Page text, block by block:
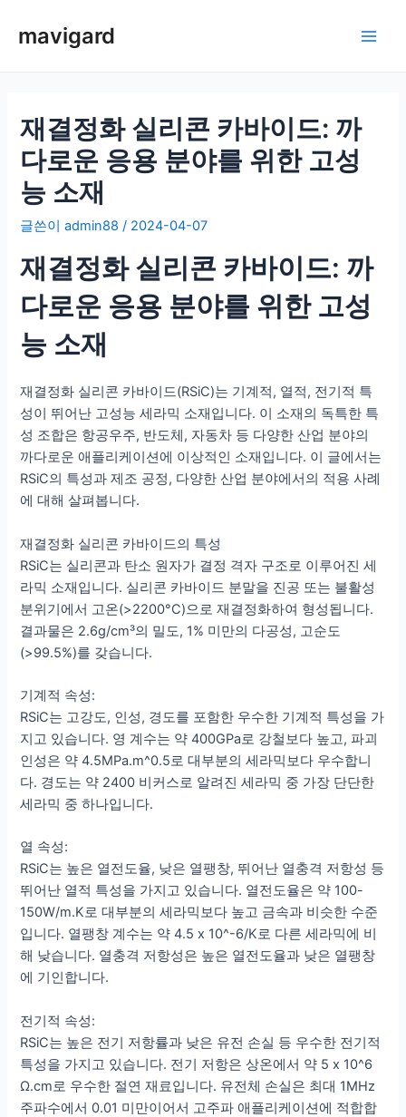
mavigard
메
재결정화 실리콘 카바이드: 까
다로운 응용 분야를 위한 고성
능 소재
글쓴이admin88/ 2024-04-07
재결정화 실리콘 카바이드: 까
다로운 응용 분야를 위한 고성
능 소재
재결정화 실리콘 카바이드(RSiC)는 기계적, 열적, 전기적 특
성이 뛰어난 고성능 세라믹 소재입니다. 이 소재의 독특한 특
성 조합은 항공우주, 반도체, 자동차 등 다양한 산업 분야의
까다로운 애플리케이션에 이상적인 소재입니다. 이 글에서는
RSiC의 특성과 제조 공정, 다양한 산업 분야에서의 적용 사례
에 대해 살펴봅니다.
재결정화 실리콘 카바이드의 특성
RSiC는 실리콘과 탄소 원자가 결정 격자 구조로 이루어진 세
라믹 소재입니다. 실리콘 카바이드 분말을 진공 또는 불활성
분위기에서 고온(>2200°C)으로 재결정화하여 형성됩니다.
결과물은 2.6g/cm³의 밀도, 1% 미만의 다공성, 고순도
(>99.5%)를 갖습니다.
기계적 속성:
RSiC는 고강도, 인성, 경도를 포함한 우수한 기계적 특성을 가
지고 있습니다. 영 계수는 약 400GPa로 강철보다 높고, 파괴
인성은 약 4.5MPa.m^0.5로 대부분의 세라믹보다 우수합니
다. 경도는 약 2400 비커스로 알려진 세라믹 중 가장 단단한
세라믹 중 하나입니다.
열 속성:
RSiC는 높은 열전도율, 낮은 열팽창, 뛰어난 열충격 저항성 등
뛰어난 열적 특성을 가지고 있습니다. 열전도율은 약 100-
150W/m.K로 대부분의 세라믹보다 높고 금속과 비슷한 수준
입니다. 열팽창 계수는 약 4.5 x 10^-6/K로 다른 세라믹에 비
해 낮습니다. 열충격 저항성은 높은 열전도율과 낮은 열팽창
에 기인합니다.
전기적 속성:
RSiC는 높은 전기 저항률과 낮은 유전 손실 등 우수한 전기적
특성을 가지고 있습니다. 전기 저항은 상온에서 약 5 x 10^6
Ω.cm로 우수한 절연 재료입니다. 유전체 손실은 최대 1MHz
주파수에서 0.01 미만이어서 고주파 애플리케이션에 적합합